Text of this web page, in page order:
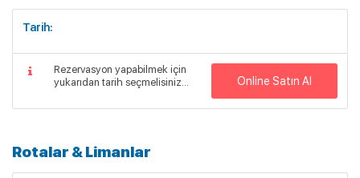
Tarih:
Rezervasyon yapabilmek için
yukarıdan tarih seçmelisiniz...
Online Satın Al
Rotalar & Limanlar